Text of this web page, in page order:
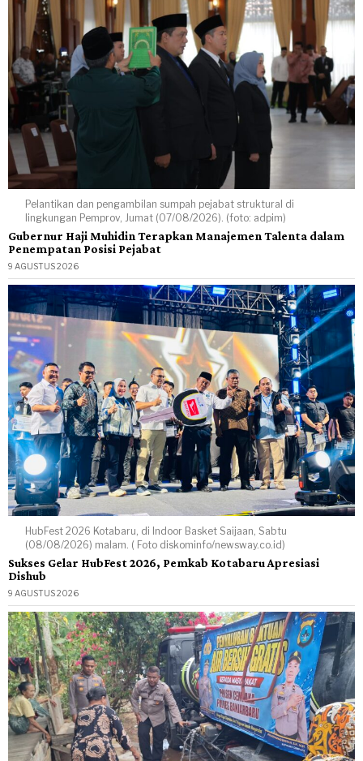
Pelantikan dan pengambilan sumpah pejabat struktural di
lingkungan Pemprov, Jumat (07/08/2026). (foto: adpim)
Gubernur Haji Muhidin Terapkan Manajemen Talenta dalam
Penempatan Posisi Pejabat
9 AGUSTUS 2026
HubFest 2026 Kotabaru, di Indoor Basket Saijaan, Sabtu
(08/08/2026) malam. ( Foto diskominfo/newsway.co.id)
Sukses Gelar HubFest 2026, Pemkab Kotabaru Apresiasi
Dishub
9 AGUSTUS 2026